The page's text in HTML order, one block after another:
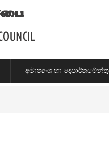
අමාත්‍යංශ හා දෙපාර්තමේන්තු